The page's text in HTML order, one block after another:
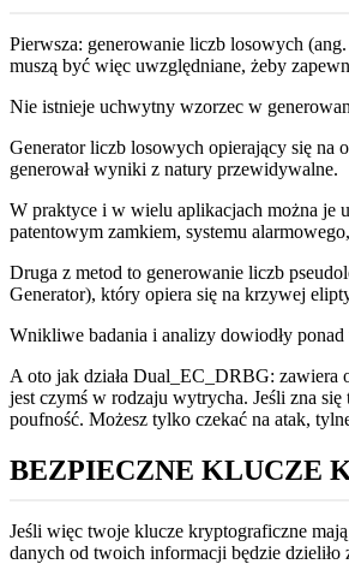
Pierwsza: generowanie liczb losowych
muszą być więc uwzględniane, żeby
Nie istnieje uchwytny wzorzec w
Generator liczb losowych opierający się na
generował wyniki z natury przewidywalne.
W praktyce i w wielu aplikacjach można je
patentowym zamkiem, systemu
Druga z metod to generowanie liczb
Generator), który opiera się na krzywej
Wnikliwe badania i analizy dowiodły
A oto jak działa Dual_EC_DRBG: zawiera
jest czymś w rodzaju wytrycha. Jeśli zna
poufność. Możesz tylko czekać na atak,
BEZPIECZNE KLUCZE
Jeśli więc twoje klucze kryptograficzne
danych od twoich informacji będzie